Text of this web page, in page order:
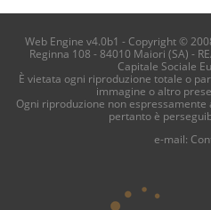
Web Engine v4.0b1 - Copyright ©
Reginna 108 - 84010 Maiori (SA) -
Capitale Sociale
È vietata ogni riproduzione totale o
immagine o altro
Ogni riproduzione non
pertanto è
e-mail: